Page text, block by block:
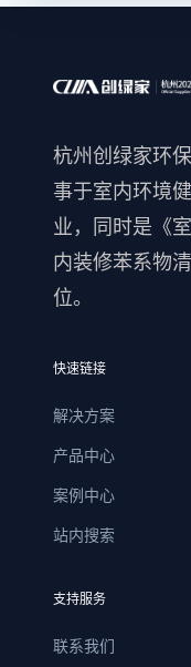
杭州创绿家环
事于室内环境
业，同时是《
内装修苯系物
位。
快速链接
解决方案
产品中心
案例中心
站内搜索
支持服务
联系我们